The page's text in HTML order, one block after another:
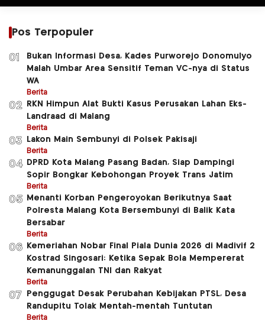
Pos Terpopuler
01
Bukan Informasi Desa, Kades Purworejo Donomulyo
Malah Umbar Area Sensitif Teman VC-nya di Status
WA
Berita
02
RKN Himpun Alat Bukti Kasus Perusakan Lahan Eks-
Landraad di Malang
Berita
03 Lakon Main Sembunyi di Polsek Pakisaji
Berita
04
DPRD Kota Malang Pasang Badan, Siap Dampingi
Sopir Bongkar Kebohongan Proyek Trans Jatim
Berita
05
Menanti Korban Pengeroyokan Berikutnya Saat
Polresta Malang Kota Bersembunyi di Balik Kata
Bersabar
Berita
06
Kemeriahan Nobar Final Piala Dunia 2026 di Madivif 2
Kostrad Singosari: Ketika Sepak Bola Mempererat
Kemanunggalan TNI dan Rakyat
Berita
07
Penggugat Desak Perubahan Kebijakan PTSL, Desa
Randupitu Tolak Mentah-mentah Tuntutan
Berita